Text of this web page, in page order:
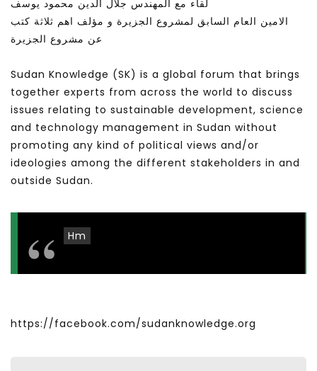
لقاء مع المهندس جلال الدين محمود يوسف
الامين العام السابق لمشروع الجزيرة و مؤلف اهم ثلاثة كتب
عن مشروع الجزيرة
Sudan Knowledge (SK) is a global forum that brings
together experts from across the world to discuss
issues relating to sustainable development, science
and technology management in Sudan without
promoting any kind of political views and/or
ideologies among the different stakeholders in and
outside Sudan.
Hm
https://facebook.com/sudanknowledge.org